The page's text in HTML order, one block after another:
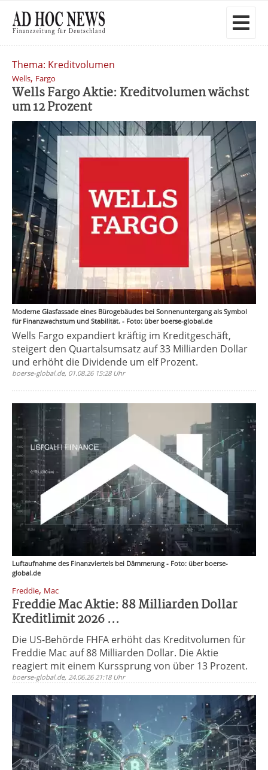
Thema: Kreditvolumen
Wells, Fargo
Wells Fargo Aktie: Kreditvolumen wächst
um 12 Prozent
Moderne Glasfassade eines Bürogebäudes bei Sonnenuntergang als Symbol
für Finanzwachstum und Stabilität. - Foto: über boerse-global.de
Wells Fargo expandiert kräftig im Kreditgeschäft,
steigert den Quartalsumsatz auf 33 Milliarden Dollar
und erhöht die Dividende um elf Prozent.
boerse-global.de, 01.08.26 15:28 Uhr
Luftaufnahme des Finanzviertels bei Dämmerung - Foto: über boerse-
global.de
Freddie, Mac
Freddie Mac Aktie: 88 Milliarden Dollar
Kreditlimit 2026 ...
Die US-Behörde FHFA erhöht das Kreditvolumen für
Freddie Mac auf 88 Milliarden Dollar. Die Aktie
reagiert mit einem Kurssprung von über 13 Prozent.
boerse-global.de, 24.06.26 21:18 Uhr